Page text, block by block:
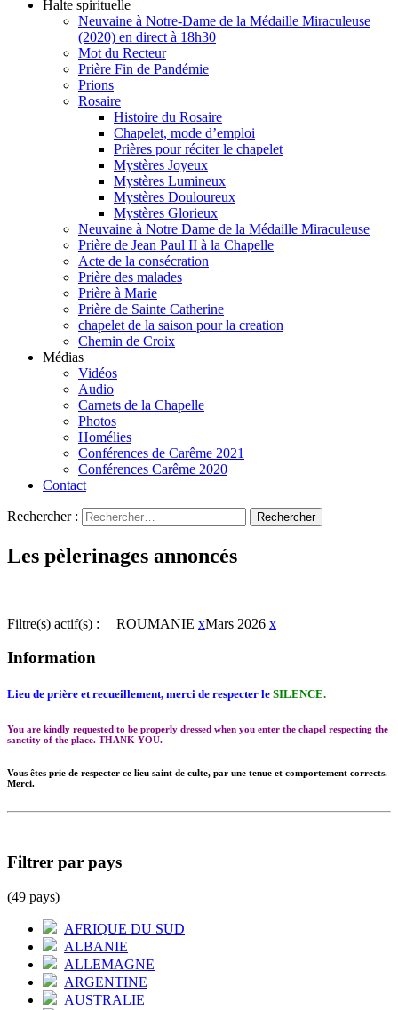
Halte spirituelle
Neuvaine à Notre-Dame de la Médaille Miraculeuse
(2020) en direct à 18h30
Mot du Recteur
Prière Fin de Pandémie
Prions
Rosaire
Histoire du Rosaire
Chapelet, mode d’emploi
Prières pour réciter le chapelet
Mystères Joyeux
Mystères Lumineux
Mystères Douloureux
Mystères Glorieux
Neuvaine à Notre Dame de la Médaille Miraculeuse
Prière de Jean Paul II à la Chapelle
Acte de la consécration
Prière des malades
Prière à Marie
Prière de Sainte Catherine
chapelet de la saison pour la creation
Chemin de Croix
Médias
Vidéos
Audio
Carnets de la Chapelle
Photos
Homélies
Conférences de Carême 2021
Conférences Carême 2020
Contact
Rechercher :
Les pèlerinages annoncés
Filtre(s) actif(s) : ROUMANIE xMars 2026 x
Information
Lieu de prière et recueillement, merci de respecter le SILENCE.
You are kindly requested to be properly dressed when you enter the chapel respecting the
sanctity of the place. THANK YOU.
Vous êtes prie de respecter ce lieu saint de culte, par une tenue et comportement corrects.
Merci.
Filtrer par pays
(49 pays)
AFRIQUE DU SUD
ALBANIE
ALLEMAGNE
ARGENTINE
AUSTRALIE